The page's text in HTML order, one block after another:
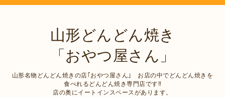
山形どんどん焼き
「おやつ屋さん」
山形名物どんどん焼きの店｢おやつ屋さん｣ お店の中でどんどん焼きを
食べれるどんどん焼き専門店です‼︎
店の奥にイートインスペースがあります。